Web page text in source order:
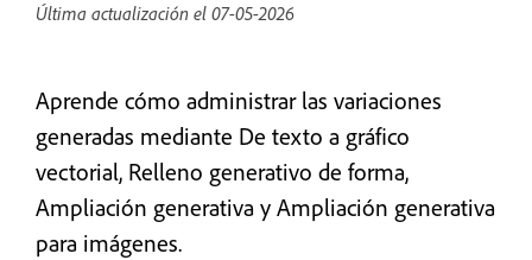
Última actualización el 07-05-2026
Aprende cómo administrar las variaciones
generadas mediante De texto a gráfico
vectorial, Relleno generativo de forma,
Ampliación generativa y Ampliación generativa
para imágenes.